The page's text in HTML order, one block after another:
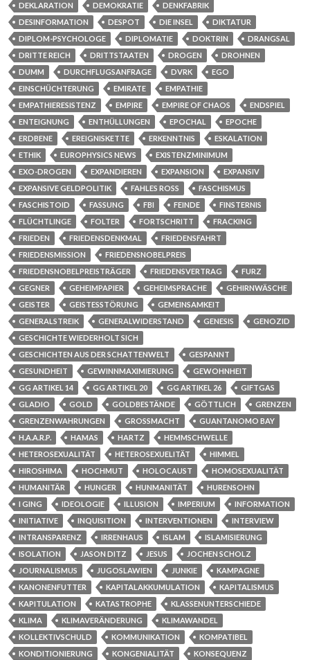
DEKLARATION
DEMOKRATIE
DENKFABRIK
DESINFORMATION
DESPOT DIE INSEL
DIKTATUR
DIPLOM-PSYCHOLOGE
DIPLOMATIE DOKTRIN
DRANGSAL
DRITTE REICH
DRITTSTAATEN DROGEN
DROHNEN
DUMM
DURCHFLUGSANFRAGE DVRK
EGO
EINSCHÜCHTERUNG
EMIRATE
EMPATHIE
EMPATHIERESISTENZ
EMPIRE EMPIRE OF CHAOS
ENDSPIEL
ENTEIGNUNG
ENTHÜLLUNGEN EPOCHAL
EPOCHE
ERDBENE
EREIGNISKETTE ERKENNTNIS
ESKALATION
ETHIK
EUROPHYSICS NEWS
EXISTENZMINIMUM
EXO-DROGEN
EXPANDIEREN EXPANSION
EXPANSIV
EXPANSIVE GELDPOLITIK
FAHLES ROSS
FASCHISMUS
FASCHISTOID
FASSUNG FBI FEINDE
FINSTERNIS
FLÜCHTLINGE
FOLTER FORTSCHRITT
FRACKING
FRIEDEN
FRIEDENSDENKMAL
FRIEDENSFAHRT
FRIEDENSMISSION
FRIEDENSNOBELPREIS
FRIEDENSNOBELPREISTRÄGER
FRIEDENSVERTRAG
FURZ
GEGNER
GEHEIMPAPIER GEHEIMSPRACHE
GEHIRNWÄSCHE
GEISTER
GEISTESSTÖRUNG
GEMEINSAMKEIT
GENERALSTREIK
GENERALWIDERSTAND GENESIS
GENOZID
GESCHICHTE WIEDERHOLT SICH
GESCHICHTEN AUS DER SCHATTENWELT
GESPANNT
GESUNDHEIT
GEWINNMAXIMIERUNG
GEWOHNHEIT
GG ARTIKEL 14
GG ARTIKEL 20 GG ARTIKEL 26
GIFTGAS
GLADIO
GOLD GOLDBESTÄNDE GÖTTLICH
GRENZEN
GRENZENWAHRUNGEN
GROSSMACHT
GUANTANOMO BAY
H.A.A.R.P.
HAMAS HARTZ
HEMMSCHWELLE
HETEROSEXUALITÄT
HETEROSEXUELITÄT
HIMMEL
HIROSHIMA
HOCHMUT HOLOCAUST
HOMOSEXUALITÄT
HUMANITÄR
HUNGER HUNMANITÄT
HURENSOHN
I GING
IDEOLOGIE ILLUSION IMPERIUM
INFORMATION
INITIATIVE
INQUISITION INTERVENTIONEN
INTERVIEW
INTRANSPARENZ
IRRENHAUS ISLAM
ISLAMISIERUNG
ISOLATION
JASON DITZ JESUS
JOCHEN SCHOLZ
JOURNALISMUS
JUGOSLAWIEN JUNKIE
KAMPAGNE
KANONENFUTTER
KAPITALAKKUMULATION
KAPITALISMUS
KAPITULATION
KATASTROPHE
KLASSENUNTERSCHIEDE
KLIMA
KLIMAVERÄNDERUNG
KLIMAWANDEL
KOLLEKTIVSCHULD
KOMMUNIKATION
KOMPATIBEL
KONDITIONIERUNG
KONGENIALITÄT
KONSEQUENZ